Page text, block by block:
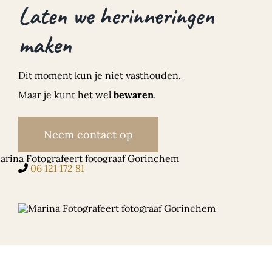
Laten we herinneringen
maken
Dit moment kun je niet vasthouden.
Maar je kunt het wel bewaren.
Neem contact op
06 121 172 81